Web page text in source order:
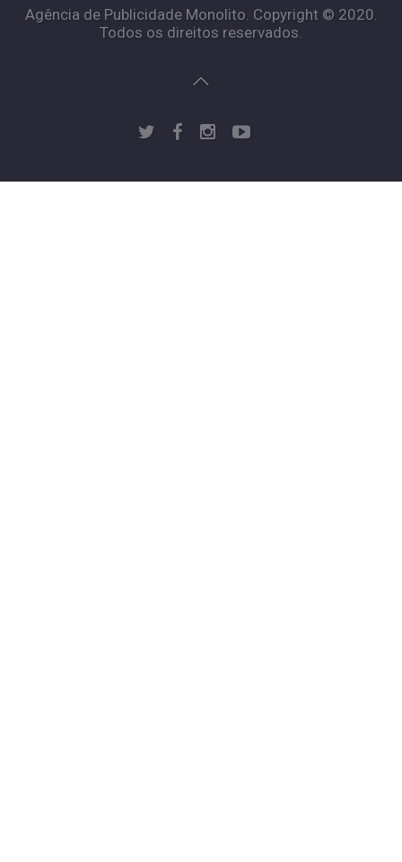
Agência de Publicidade Monolito. Copyright © 2020.
Todos os direitos reservados.